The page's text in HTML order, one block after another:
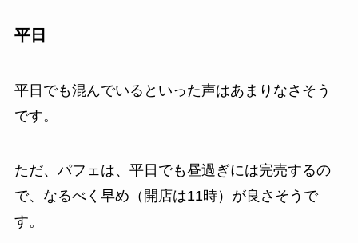
平日
平日でも混んでいるといった声はあまりなさそう
です。
ただ、パフェは、平日でも昼過ぎには完売するの
で、なるべく早め（開店は11時）が良さそうで
す。